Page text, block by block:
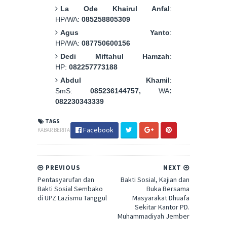
La Ode Khairul Anfal:
HP/WA: 085258805309
Agus Yanto:
HP/WA: 087750600156
Dedi Miftahul Hamzah:
HP: 082257773188
Abdul Khamil:
SmS: 085236144757, WA:
082230343339
TAGS
KABAR BERITA
Facebook
NEXT
Bakti Sosial, Kajian dan
Buka Bersama
Masyarakat Dhuafa
Sekitar Kantor PD.
Muhammadiyah Jember
PREVIOUS
Pentasyarufan dan
Bakti Sosial Sembako
di UPZ Lazismu Tanggul